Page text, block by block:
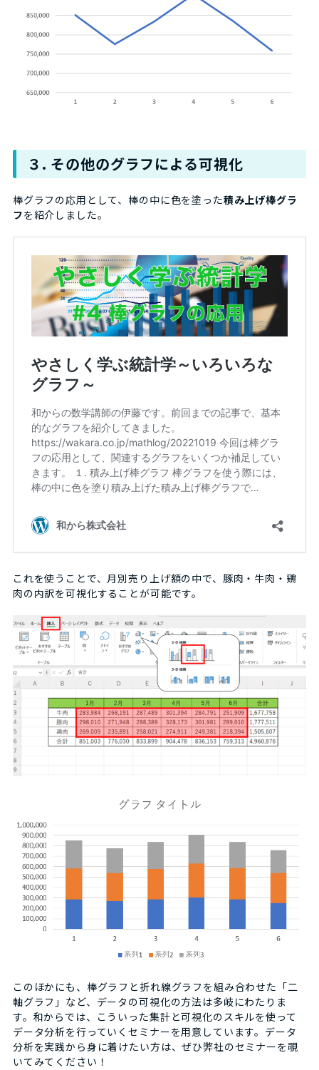
３. その他のグラフによる可視化
棒グラフの応用として、棒の中に色を塗った積み上げ棒グラ
フを紹介しました。
これを使うことで、月別売り上げ額の中で、豚肉・牛肉・鶏
肉の内訳を可視化することが可能です。
このほかにも、棒グラフと折れ線グラフを組み合わせた「二
軸グラフ」など、データの可視化の方法は多岐にわたりま
す。和からでは、こういった集計と可視化のスキルを使って
データ分析を行っていくセミナーを用意しています。データ
分析を実践から身に着けたい方は、ぜひ弊社のセミナーを覗
いてみてください！